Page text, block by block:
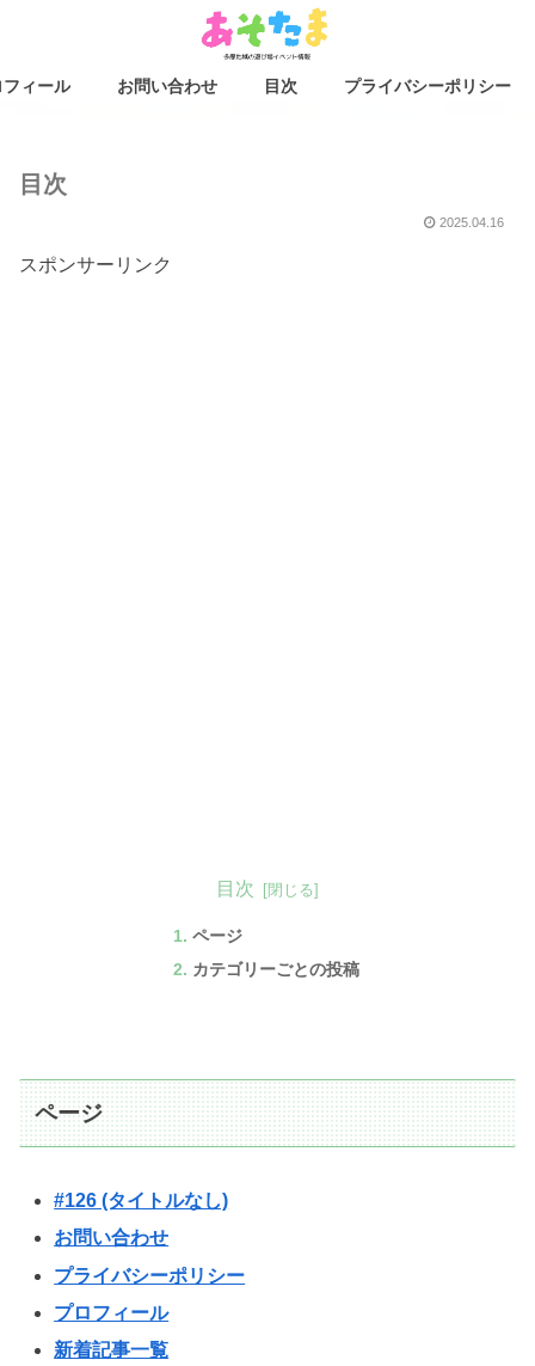
ィール お問い合わせ 目次 プライバシーポリシー
目次
2025.04.16
スポンサーリンク
目次
ページ
カテゴリーごとの投稿
ページ
#126 (タイトルなし)
お問い合わせ
プライバシーポリシー
プロフィール
新着記事一覧